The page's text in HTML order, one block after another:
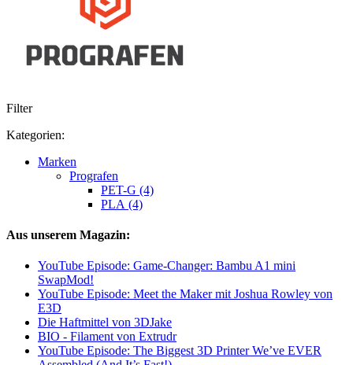
Filter
Kategorien:
Marken
Prografen
PET-G (4)
PLA (4)
Aus unserem Magazin:
YouTube Episode: Game-Changer: Bambu A1 mini
SwapMod!
YouTube Episode: Meet the Maker mit Joshua Rowley von
E3D
Die Haftmittel von 3DJake
BIO - Filament von Extrudr
YouTube Episode: The Biggest 3D Printer We’ve EVER